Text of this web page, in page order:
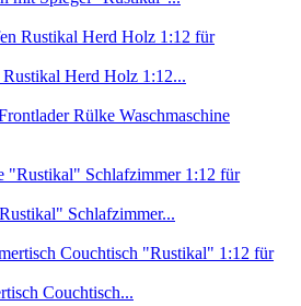
Herd Holz 1:12...
Rülke Waschmaschine
Schlafzimmer...
Couchtisch...